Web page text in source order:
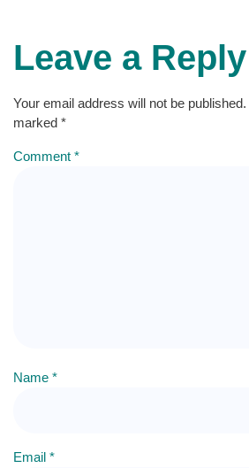
Leave a Reply
Your email address will not be published.
marked *
Comment *
Name *
Email *